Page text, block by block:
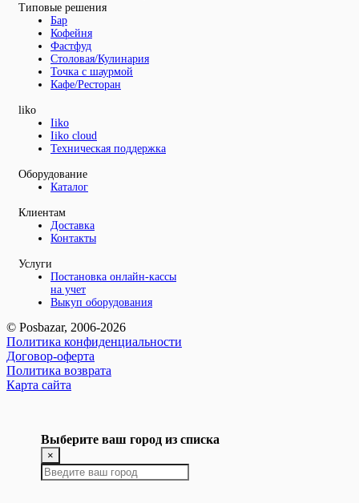
Типовые решения
Бар
Кофейня
Фастфуд
Столовая/Кулинария
Точка с шаурмой
Кафе/Ресторан
liko
Iiko
Iiko cloud
Техническая поддержка
Оборудование
Каталог
Клиентам
Доставка
Контакты
Услуги
Постановка онлайн-кассы
на учет
Выкуп оборудования
© Posbazar, 2006-2026
Политика конфиденциальности
Договор-оферта
Политика возврата
Карта сайта
Выберите ваш город из списка
×